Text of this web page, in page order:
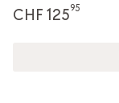
CHF 12595